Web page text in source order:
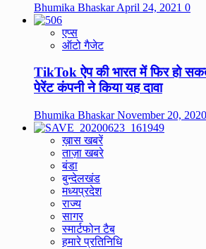
Bhumika BhaskarApril 24, 2021 0
एप्स
ऑटो गैजेट
TikTok ऐप की भारत में फिर हो
पेरेंट कंपनी ने किया यह दावा
Bhumika BhaskarNovember 20, 2020
ख़ास खबरें
ताज़ा खबरे
बंडा
बुन्देलखंड
मध्यप्रदेश
राज्य
सागर
स्मार्टफोन टैब
हमारे प्रतिनिधि